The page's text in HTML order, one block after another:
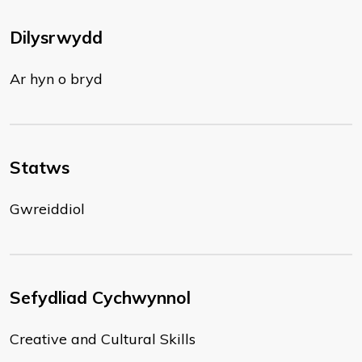
Dilysrwydd
Ar hyn o bryd
Statws
Gwreiddiol
Sefydliad Cychwynnol
Creative and Cultural Skills